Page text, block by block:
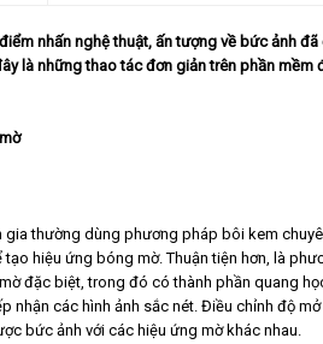
nhấn nghệ thuật, ấn tượng về bức ảnh
là những thao tác đơn giản trên phần mềm
gia thường dùng phương pháp bôi kem
tạo hiệu ứng bóng mờ. Thuận tiện hơn, là
đặc biệt, trong đó có thành phần quang
nhận các hình ảnh sắc nét. Điều chỉnh độ
bức ảnh với các hiệu ứng mờ khác nhau.